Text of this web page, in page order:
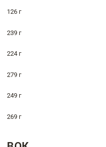
126 г
239 г
224 г
279 г
249 г
269 г